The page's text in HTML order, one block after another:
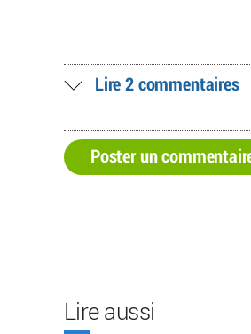
Lire 2 commentaires
Poster un
Lire aussi